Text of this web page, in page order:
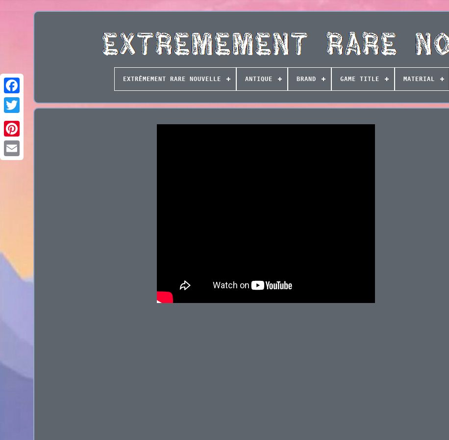
EXTRÊMEMENT RARE NOUVELLE ANTIQUE BRAND GAME TITLE MATERIAL